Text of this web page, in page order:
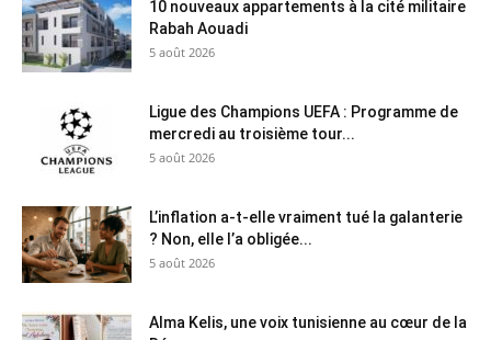
10 nouveaux appartements à la cité militaire
Rabah Aouadi
5 août 2026
Ligue des Champions UEFA : Programme de
mercredi au troisième tour...
5 août 2026
L’inflation a-t-elle vraiment tué la galanterie
? Non, elle l’a obligée...
5 août 2026
Alma Kelis, une voix tunisienne au cœur de la